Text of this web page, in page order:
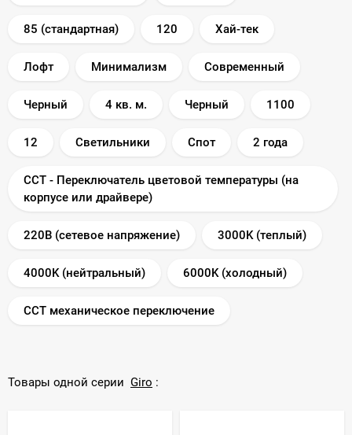
85 (стандартная) 120 Хай-тек
Лофт Минимализм Современный
Черный 4 кв. м. Черный 1100
12 Светильники Спот 2 года
CCT - Переключатель цветовой температуры (на
корпусе или драйвере)
220В (сетевое напряжение) 3000K (теплый)
4000K (нейтральный) 6000K (холодный)
CCT механическое переключение
Товары одной серии Giro :